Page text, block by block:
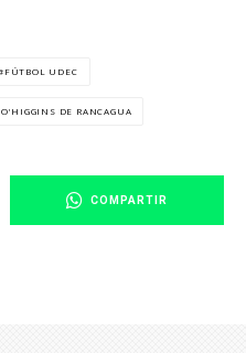
FÚTBOL UDEC
O'HIGGINS DE RANCAGUA
COMPARTIR